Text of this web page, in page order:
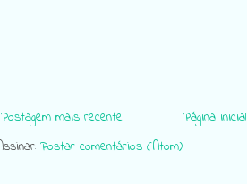
Postagem mais recente
Página inicial
Postar comentários (Atom)